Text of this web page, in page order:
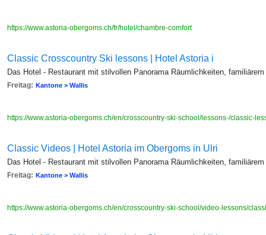
https://www.astoria-obergoms.ch/fr/hotel/chambre-comfort
Classic Crosscountry Ski lessons | Hotel Astoria i
Das Hotel - Restaurant mit stilvollen Panorama Räumlichkeiten,
Freitag: Kantone > Wallis
https://www.astoria-obergoms.ch/en/crosscountry-ski-school/lessons-/classic-
Classic Videos | Hotel Astoria im Obergoms in Ulri
Das Hotel - Restaurant mit stilvollen Panorama Räumlichkeiten,
Freitag: Kantone > Wallis
https://www.astoria-obergoms.ch/en/crosscountry-ski-school/video-lessons/